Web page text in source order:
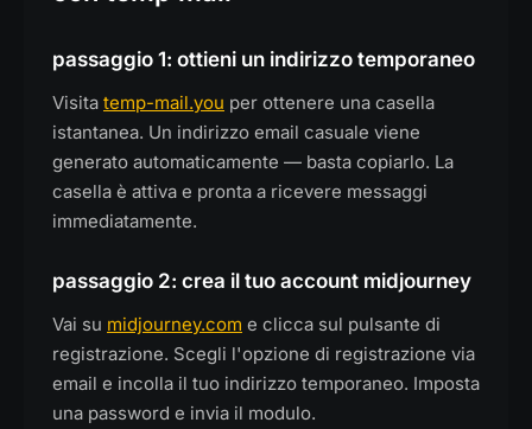
passaggio 1: ottieni un indirizzo temporaneo
Visita temp-mail.you per ottenere una casella
istantanea. Un indirizzo email casuale viene
generato automaticamente — basta copiarlo. La
casella è attiva e pronta a ricevere messaggi
immediatamente.
passaggio 2: crea il tuo account midjourney
Vai su midjourney.com e clicca sul pulsante di
registrazione. Scegli l'opzione di registrazione via
email e incolla il tuo indirizzo temporaneo. Imposta
una password e invia il modulo.